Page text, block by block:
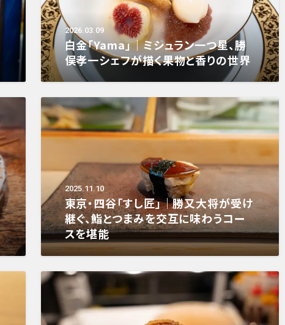
2026.03.09
白金「Yama」｜ミシュラン一つ星、勝
俣孝一シェフが描く果物と香りの世界
2025.11.10
東京・四谷「すし匠」｜勝又大将が受け
継ぐ、鮨とつまみを交互に味わうコー
スを堪能